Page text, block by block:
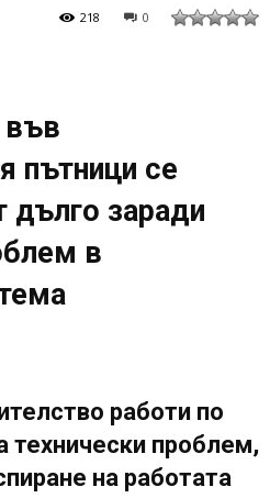
0
218
във
пътници се
дълго заради
в
работи по
технически проблем,
на работата